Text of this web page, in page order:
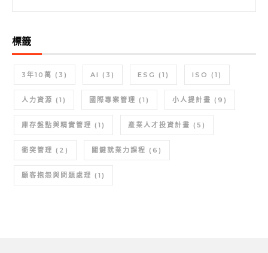
標籤
3年10萬 (3) AI (3) ESG (1) ISO (1)
人力資源 (1) 國際專案管理 (1) 小人提計畫 (9)
庫存盤點與精實管理 (1) 產業人才投資計畫 (5)
衝突管理 (2) 關鍵就業力課程 (6)
顧客抱怨與問題處理 (1)